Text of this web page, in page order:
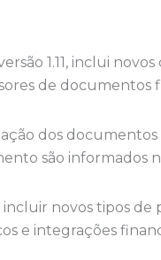
1.11, inclui
de documentos
dos
são informados
novos tipos
e integrações